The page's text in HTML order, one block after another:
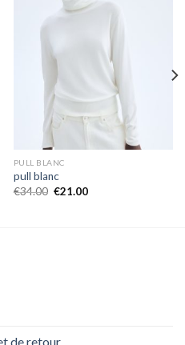
PULL BLANC
pull blanc
€34.00 €21.00
de retour